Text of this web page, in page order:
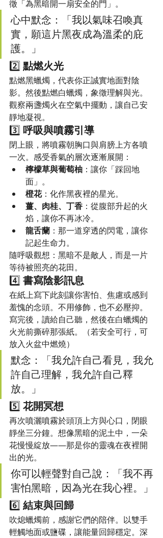
徵「為黑暗開一扇安全的門」。
心中默念：「我以氣味召喚真
實，願這片黑夜成為溫柔的庇
護。」
2️⃣ 點燃火光
點燃黑蠟燭，代表你正誠實地面對陰
影。然後點燃白蠟燭，象徵理解與光。
觀察兩盞燭火在空氣中擺動，讓自己安
靜地凝視。
3️⃣ 呼吸與噴霧引導
閉上眼，將噴霧朝胸口與肩膀上方各噴
一次。感受香氣的層次逐漸展開：
檸檬草與葡萄柚 ：讓你「踩回地
面」。
橙花：化作黑夜裡的星光。
薑、肉桂、丁香 ：從腹部升起的火
焰，讓你不再冰冷。
龍舌蘭 ：那一道穿透的閃電，讓你
記起生命力。
隨呼吸觀想：黑暗不是敵人，而是一片
等待被照亮的花田。
4️⃣ 書寫陰影訊息
在紙上寫下此刻讓你害怕、焦慮或感到
羞愧的念頭。不用修飾，也不必壓抑。
寫完後，讀給自己聽，然後在白蠟燭的
火光前撕碎那張紙。（若安全可行，可
放入火盆中燃燒）
默念：「我允許自己看見，我允
許自己理解，我允許自己釋
放。」
5️⃣ 花開冥想
再次噴灑噴霧於頭頂上方與心口，閉眼
靜坐三分鐘。想像黑暗的泥土中，一朵
花慢慢綻放——那是你的靈魂在夜裡開
出的光。
你可以輕聲對自己說：「我不再
害怕黑暗，因為光在我心裡。」
6️⃣ 結束與回歸
吹熄蠟燭前，感謝它們的陪伴。以雙手
輕觸地面或鹽碟，讓能量回歸穩定。深